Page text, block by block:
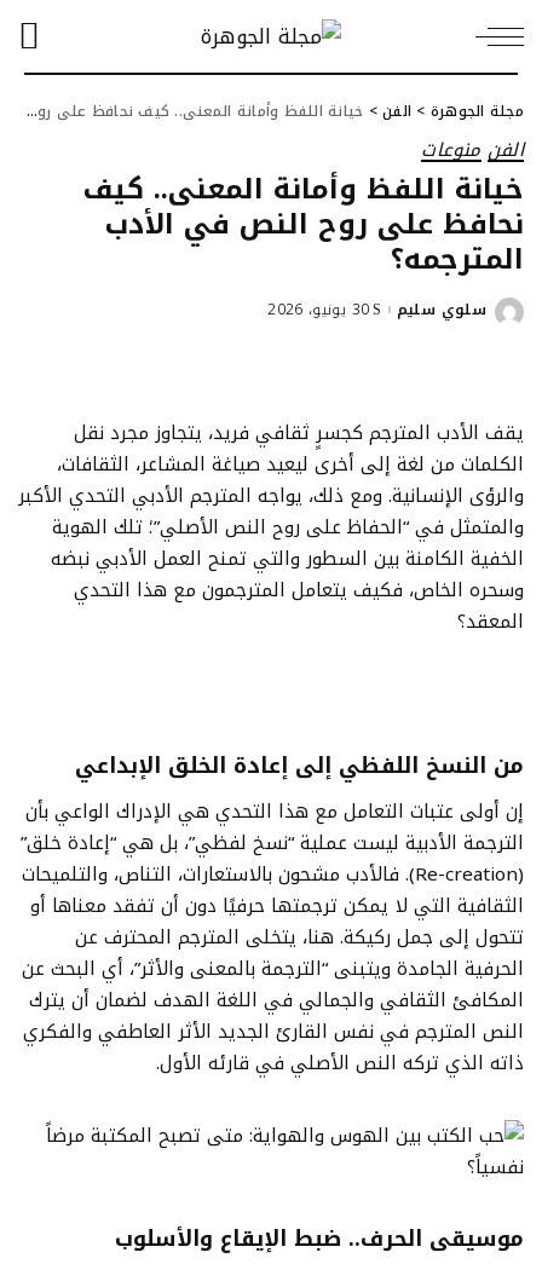
مجلة الجوهرة > الفن> خيانة اللفظ وأمانة المعنى.. كيف نحافظ على روح النص في الأدب المترجمه؟
الفن منوعات
خيانة اللفظ وأمانة المعنى.. كيف
نحافظ على روح النص في الأدب
المترجمه؟
Posted
سلوي سليم 30 يونيو، 2026
يقف الأدب المترجم كجسرٍ ثقافي فريد، يتجاوز مجرد نقل
الكلمات من لغة إلى أخرى ليعيد صياغة المشاعر، الثقافات،
والرؤى الإنسانية. ومع ذلك، يواجه المترجم الأدبي التحدي الأكبر
والمتمثل في “الحفاظ على روح النص الأصلي”؛ تلك الهوية
الخفية الكامنة بين السطور والتي تمنح العمل الأدبي نبضه
وسحره الخاص، فكيف يتعامل المترجمون مع هذا التحدي
المعقد؟
من النسخ اللفظي إلى إعادة الخلق الإبداعي
إن أولى عتبات التعامل مع هذا التحدي هي الإدراك الواعي بأن
الترجمة الأدبية ليست عملية “نسخ لفظي”، بل هي “إعادة خلق”
(Re-creation). فالأدب مشحون بالاستعارات، التناص، والتلميحات
الثقافية التي لا يمكن ترجمتها حرفيًا دون أن تفقد معناها أو
تتحول إلى جمل ركيكة. هنا، يتخلى المترجم المحترف عن
الحرفية الجامدة ويتبنى “الترجمة بالمعنى والأثر”، أي البحث عن
المكافئ الثقافي والجمالي في اللغة الهدف لضمان أن يترك
النص المترجم في نفس القارئ الجديد الأثر العاطفي والفكري
ذاته الذي تركه النص الأصلي في قارئه الأول.
موسيقى الحرف.. ضبط الإيقاع والأسلوب